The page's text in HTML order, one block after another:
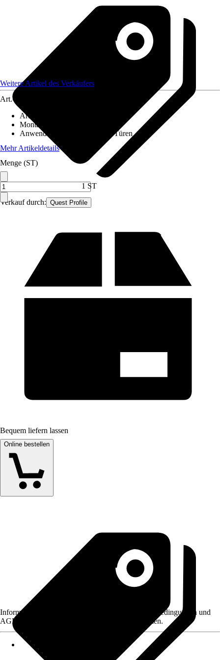
Verkauf durch: Quest Profile
Weitere Artikel des Verkäufers
Art.-Nr.
Artikeltyp
Montageart
Anwendungsbereich
Fenster, Türen
Mehr Artikeldetails
Menge (ST)
1 ST
Bequem liefern lassen
Online bestellen
Informationen des Verkäufers, wie z. B. Rückgabebedingungen und
AGB, finden Sie bei Klick auf den Verkäufernamen.